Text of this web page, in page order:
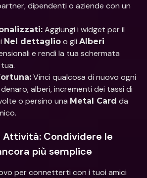
dipendenti o aziende con un
Nel dettaglio o gli Alberi
e rendi la tua schermata
Vinci qualcosa di nuovo ogni
alberi, incrementi dei tassi di
o persino una Metal Card da
Attività: Condividere le
più semplice
per connetterti con i tuoi amici